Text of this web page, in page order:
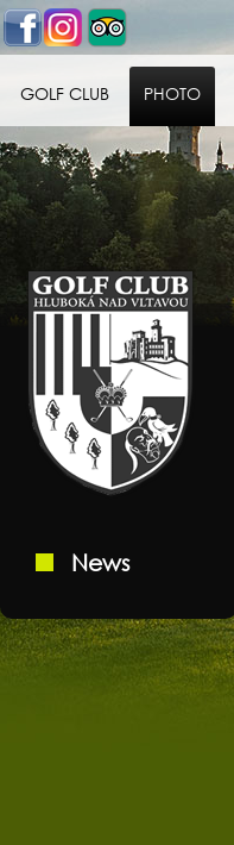
GOLF CLUB PHOTO
Golf klub Hluboká
nad Vltavou
News